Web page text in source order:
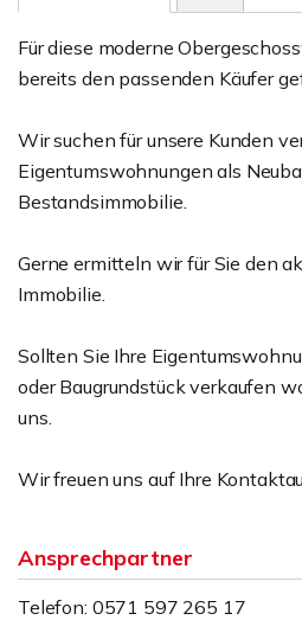
Für diese moderne
bereits den passenden Käufer
Wir suchen für unsere Kunden
Eigentumswohnungen als
Bestandsimmobilie.
Gerne ermitteln wir für Sie den
Immobilie.
Sollten Sie Ihre
oder Baugrundstück verkaufen
uns.
Wir freuen uns auf Ihre
Ansprechpartner
Telefon: 0571 597 265 17